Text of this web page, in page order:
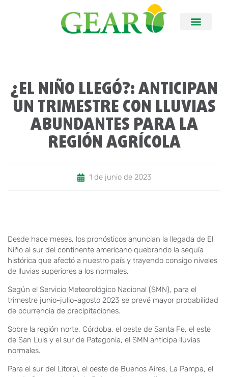
¿EL NIÑO LLEGÓ?: ANTICIPAN
UN TRIMESTRE CON LLUVIAS
ABUNDANTES PARA LA
REGIÓN AGRÍCOLA
1 de junio de 2023
Desde hace meses, los pronósticos anuncian la llegada de El
Niño al sur del continente americano quebrando la sequía
histórica que afectó a nuestro país y trayendo consigo niveles
de lluvias superiores a los normales.
Según el Servicio Meteorológico Nacional (SMN), para el
trimestre junio-julio-agosto 2023 se prevé mayor probabilidad
de ocurrencia de precipitaciones.
Sobre la región norte, Córdoba, el oeste de Santa Fe, el este
de San Luis y el sur de Patagonia, el SMN anticipa lluvias
normales.
Para el sur del Litoral, el oeste de Buenos Aires, La Pampa, el